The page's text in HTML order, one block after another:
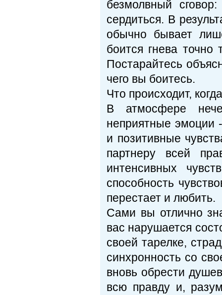
безмолвный
сердиться. В
обычно бывает
боится гнева
Постарайтесь
чего вы боитесь.
Что происходит,
В атмосфере
неприятные эмоции
и позитивные
партнеру всей
интенсивных
способность
перестает и любить.
Сами вы отлично
вас нарушается
своей тарелке,
синхронность со
вновь обрести
всю правду и,